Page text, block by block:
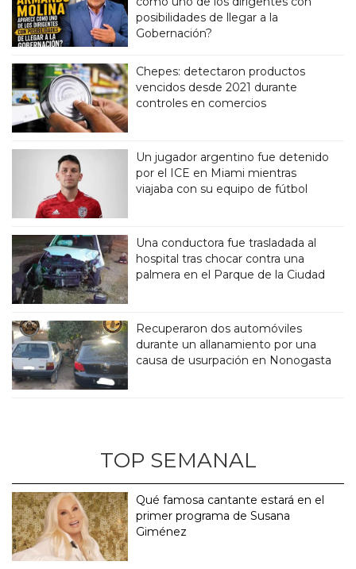
posibilidades de llegar a la
Gobernación?
Chepes: detectaron productos
vencidos desde 2021 durante
controles en comercios
Un jugador argentino fue detenido
por el ICE en Miami mientras
viajaba con su equipo de fútbol
Una conductora fue trasladada al
hospital tras chocar contra una
palmera en el Parque de la Ciudad
Recuperaron dos automóviles
durante un allanamiento por una
causa de usurpación en Nonogasta
TOP SEMANAL
Qué famosa cantante estará en el
primer programa de Susana
Giménez